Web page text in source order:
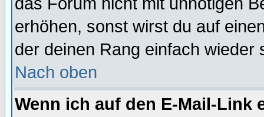
erhöhen, sonst wirst du auf
der deinen Rang einfach wieder
Nach oben
Wenn ich auf den E-Mail-Link